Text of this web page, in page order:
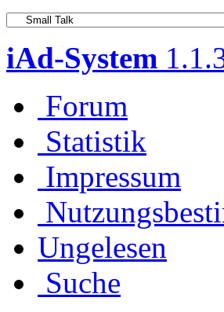
iAd-System
Forum
Statistik
Impressum
Ungelesen
Suche